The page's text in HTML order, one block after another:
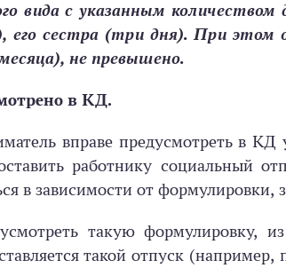
вида с указанным
его сестра (три дня). При этом
не превышено.
в КД.
вправе предусмотреть в
работнику социальный
в зависимости от формулировки,
такую формулировку,
такой отпуск